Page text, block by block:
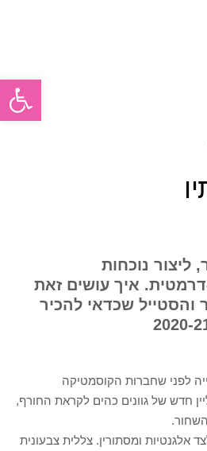
ליצור נוכחות
איך עושים זאת
והסטייל שכדאי להכיר
לפני שחברות הקוסמטיקה
חדש של גוונים כהים לקראת החורף,
אלגנטיות ומסתורין. צללית צבעונית
פתח